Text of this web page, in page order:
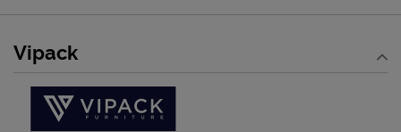
Vipack